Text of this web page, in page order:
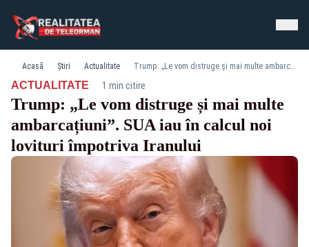
Acasă Știri Actualitate Trump: „Le vom distruge și mai multe ambarcațiuni”. SUA iau în calcul noi lovituri împotriva Iranului
ACTUALITATE· 1 min citire
Trump: „Le vom distruge și mai multe
ambarcațiuni”. SUA iau în calcul noi
lovituri împotriva Iranului